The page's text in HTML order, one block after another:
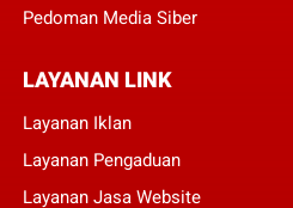
Pedoman Media Siber
LAYANAN LINK
Layanan Iklan
Layanan Pengaduan
Layanan Jasa Website